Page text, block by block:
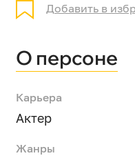
Добавить в
О персоне
Карьера
Актер
Жанры